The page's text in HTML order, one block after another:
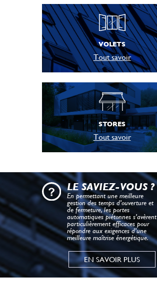
VOLETS
Tout savoir
STORES
Tout savoir
LE SAVIEZ-VOUS ?
En permettant une meilleure
gestion des temps d’ouverture et
de fermeture, les portes
automatiques piétonnes s’avèrent
particulièrement efficaces pour
répondre aux exigences d’une
meilleure maîtrise énergétique.
EN SAVOIR PLUS